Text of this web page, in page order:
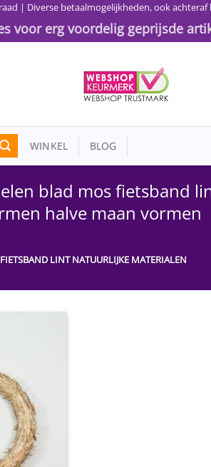
| Diverse betaalmogelijkheden, ook achteraf
voor erg voordelig geprijsde
WINKEL BLOG
blad mos fietsband
halve maan vormen
LINT NATUURLIJKE MATERIALEN